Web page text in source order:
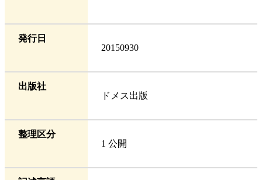
発行日
20150930
出版社
ドメス出版
整理区分
1 公開